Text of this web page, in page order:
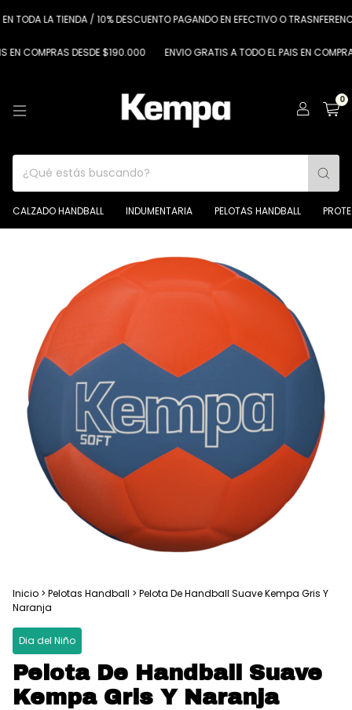
LA TIENDA / 10% DESCUENTO PAGANDO EN EFECTIVO O TRASNFERENCIA
DESDE $190.000 ENVIO GRATIS A TODO EL PAIS EN COMPRAS
0
CALZADO HANDBALL INDUMENTARIA PELOTAS HANDBALL
Inicio > Pelotas Handball > Pelota De Handball Suave Kempa Gris Y
Naranja
Dia del Niño
Pelota De Handball Suave
Kempa Gris Y Naranja